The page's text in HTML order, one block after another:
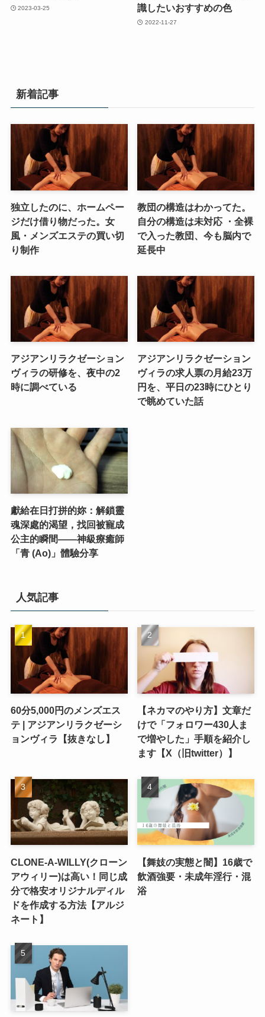
2023-03-25
識したいおすすめの色
2022-11-27
新着記事
独立したのに、ホームペー
ジだけ借り物だった。女
風・メンズエステの買い切
り制作
教団の構造はわかってた。
自分の構造は未対応 ・全裸
で入った教団、今も脳内で
延長中
アジアンリラクゼーション
ヴィラの研修を、夜中の2
時に調べている
アジアンリラクゼーション
ヴィラの求人票の月給23万
円を、平日の23時にひとり
で眺めていた話
獻給在日打拼的妳：解鎖靈
魂深處的渴望，找回被寵成
公主的瞬間——神級療癒師
「青 (Ao)」體驗分享
人気記事
60分5,000円のメンズエス
テ | アジアンリラクゼーシ
ョンヴィラ【抜きなし】
【ネカマのやり方】文章だ
けで「フォロワー430人ま
で増やした」手順を紹介し
ます【X（旧twitter）】
CLONE-A-WILLY(クローン
アウィリー)は高い！同じ成
分で格安オリジナルディル
ドを作成する方法【アルジ
ネート】
【舞妓の実態と闇】16歳で
飲酒強要・未成年淫行・混
浴